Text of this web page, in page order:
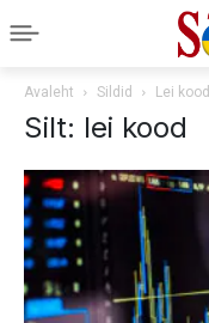
Avaleht Sildid Lei kood
Silt: lei kood